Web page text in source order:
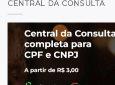
CENTRAL DA CONSULTA